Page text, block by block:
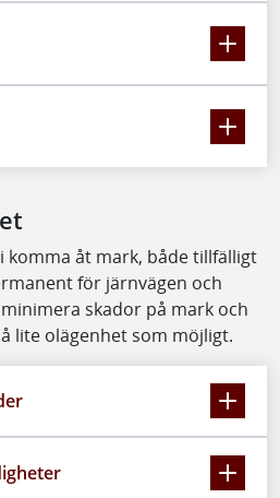
komma åt mark, både tillfälligt
för järnvägen och
skador på mark och
lite olägenhet som möjligt.